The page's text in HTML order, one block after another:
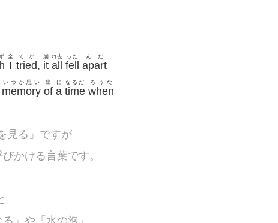
I
全
tried
てが
, it
崩
all
れ去
fell
った
apart
んだ
memory
いつか思い
of
出
a
に
time
なるだ
when
ろうな
見る」ですが
かける言葉です。
」や「水の泡」